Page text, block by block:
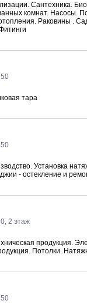
Сантехника.
комнат. Насосы.
Раковины .
тара
Установка
- остекление и
2 этаж
продукция.
Потолки.